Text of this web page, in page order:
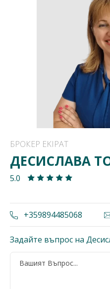
БРОКЕР EKIPAT
ДЕСИСЛАВА
5.0
+359894485068
Задайте въпрос на